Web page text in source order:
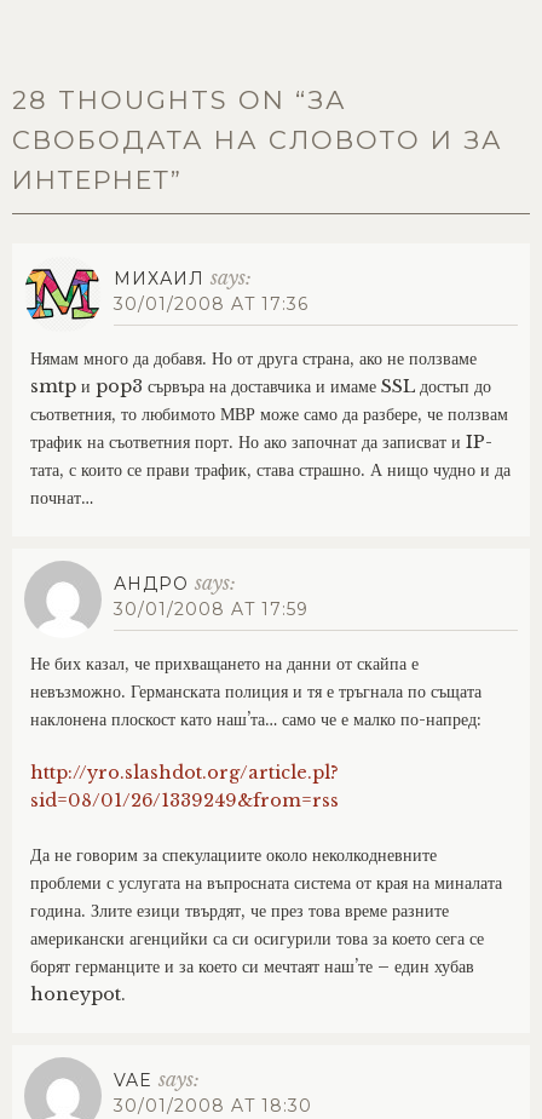
28 THOUGHTS ON “ЗА
СВОБОДАТА НА СЛОВОТО И ЗА
ИНТЕРНЕТ”
МИХАИЛ says:
30/01/2008 AT 17:36
Нямам много да добавя. Но от друга страна, ако не ползваме
smtp и pop3 сървъра на доставчика и имаме SSL достъп до
съответния, то любимото МВР може само да разбере, че ползвам
трафик на съответния порт. Но ако започнат да записват и IP-
тата, с които се прави трафик, става страшно. А нищо чудно и да
почнат…
АНДРО says:
30/01/2008 AT 17:59
Не бих казал, че прихващането на данни от скайпа е
невъзможно. Германската полиция и тя е тръгнала по същата
наклонена плоскост като наш’та… само че е малко по-напред:
http://yro.slashdot.org/article.pl?
sid=08/01/26/1339249&from=rss
Да не говорим за спекулациите около неколкодневните
проблеми с услугата на въпросната система от края на миналата
година. Злите езици твърдят, че през това време разните
американски агенцийки са си осигурили това за което сега се
борят германците и за което си мечтаят наш’те – един хубав
honeypot.
VAE says:
30/01/2008 AT 18:30